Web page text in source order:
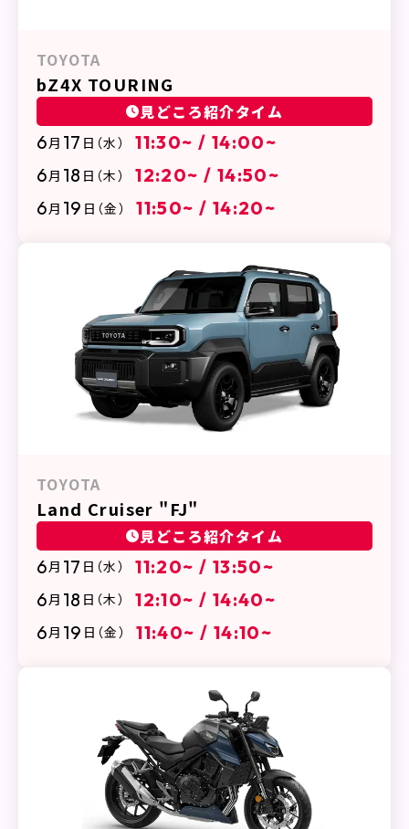
TOYOTA
bZ4X TOURING
見どころ紹介タイム
6月 17 日（水）
11:30~ / 14:00~
6月 18 日（木）
12:20~ / 14:50~
6月 19 日（金） 11:50~ / 14:20~
TOYOTA
Land Cruiser "FJ"
見どころ紹介タイム
6月 17 日（水）
11:20~ / 13:50~
6月 18 日（木）
12:10~ / 14:40~
6月 19 日（金） 11:40~ / 14:10~